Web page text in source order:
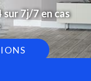
7j/7 en cas